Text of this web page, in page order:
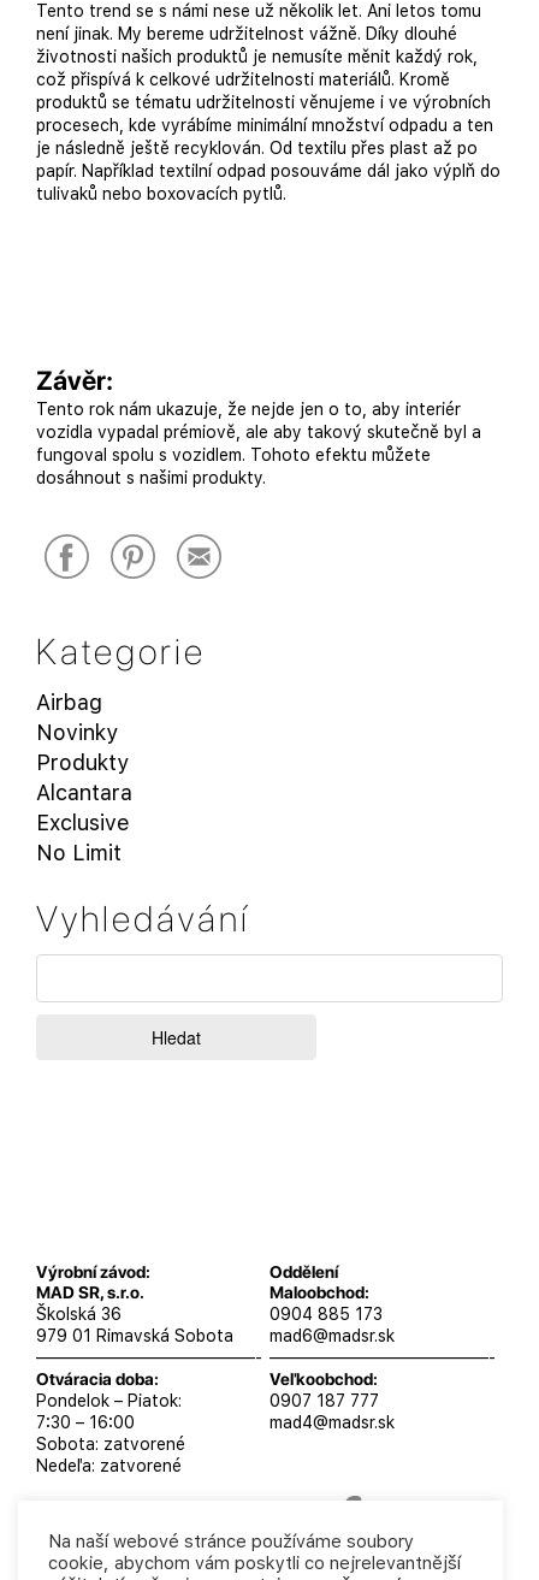
Tento trend se s námi nese už několik let. Ani letos tomu
není jinak. My bereme udržitelnost vážně. Díky dlouhé
životnosti našich produktů je nemusíte měnit každý rok,
což přispívá k celkové udržitelnosti materiálů. Kromě
produktů se tématu udržitelnosti věnujeme i ve výrobních
procesech, kde vyrábíme minimální množství odpadu a ten
je následně ještě recyklován. Od textilu přes plast až po
papír. Například textilní odpad posouváme dál jako výplň do
tulivaků nebo boxovacích pytlů.
Závěr:
Tento rok nám ukazuje, že nejde jen o to, aby interiér
vozidla vypadal prémiově, ale aby takový skutečně byl a
fungoval spolu s vozidlem. Tohoto efektu můžete
dosáhnout s našimi produkty.
Kategorie
Airbag
Novinky
Produkty
Alcantara
Exclusive
No Limit
Vyhledávání
Výrobní závod:
MAD SR, s.r.o.
Školská 36
979 01 Rimavská Sobota
—————————————-
Otváracia doba:
Pondelok – Piatok:
7:30 – 16:00
Sobota: zatvorené
Nedeľa: zatvorené
Oddělení
Maloobchod:
0904 885 173
mad6@madsr.sk
—————————————-
Veľkoobchod:
0907 187 777
mad4@madsr.sk
Na naší webové stránce používáme soubory
cookie, abychom vám poskytli co nejrelevantnější